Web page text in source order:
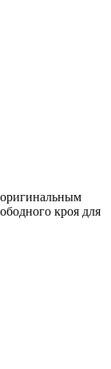
оригинальным
кроя для